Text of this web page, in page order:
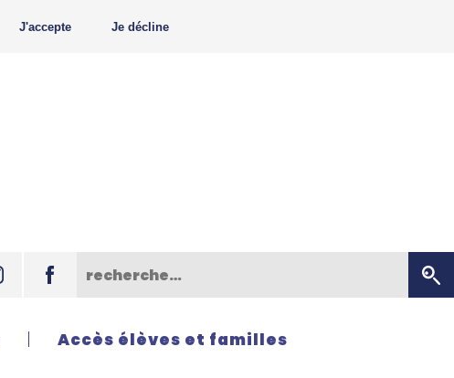
Accès élèves et familles
J'accepte Je décline